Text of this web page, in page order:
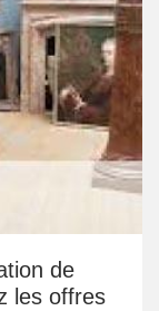
de
les offres